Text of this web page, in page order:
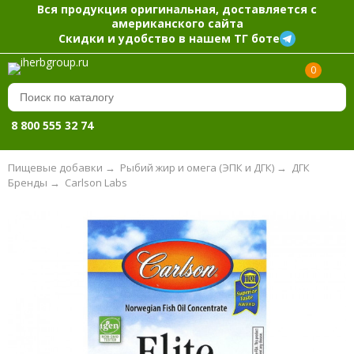
Вся продукция оригинальная, доставляется с
американского сайта
Скидки и удобство в нашем ТГ боте
0
8 800 555 32 74
Пищевые добавки → Рыбий жир и омега (ЭПК и ДГК) → ДГК
Carlson Labs
Бренды →